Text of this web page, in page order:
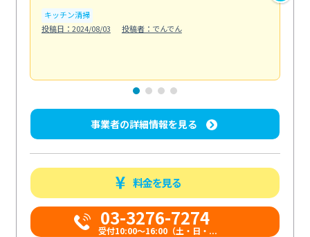
キッチン清掃
投稿日：2024/08/03
投稿者：でんでん
事業者の詳細情報を見る
料金を見る
03-3276-7274
受付10:00〜16:00（土・日・...